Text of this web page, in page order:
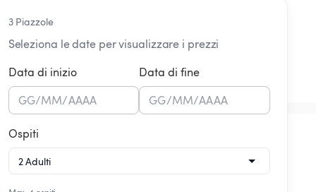
3 Piazzole
Seleziona le date per visualizzare i prezzi
Data di inizio
GG/MM/AAAA
Data di fine
GG/MM/AAAA
Ospiti